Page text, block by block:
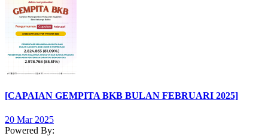
[CAPAIAN GEMPITA BKB BULAN FEBRUARI 2025]
20 Mar 2025
Powered By: